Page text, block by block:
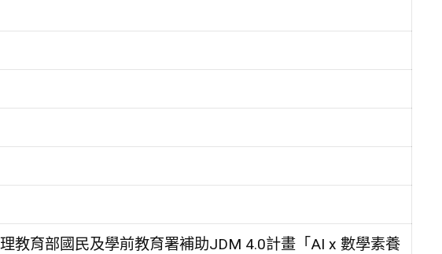
教育部國民及學前教育署補助JDM 4.0計畫「AI x 數學素養